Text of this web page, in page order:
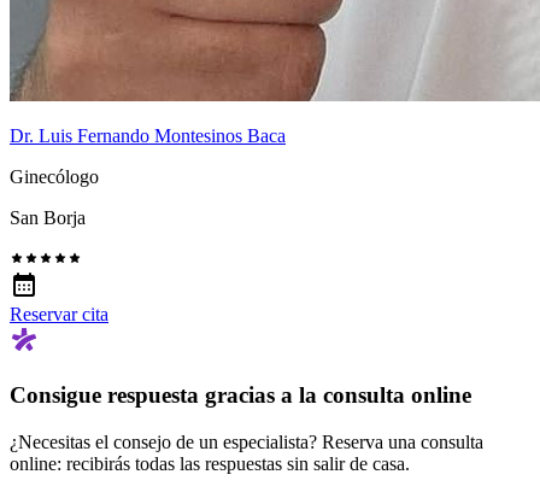
Dr. Luis Fernando Montesinos Baca
Ginecólogo
San Borja
Reservar cita
Consigue respuesta gracias a la consulta online
¿Necesitas el consejo de un especialista? Reserva una consulta
online: recibirás todas las respuestas sin salir de casa.